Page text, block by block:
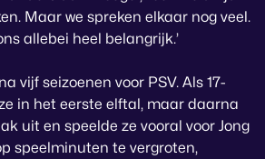
Maar we spreken elkaar nog veel.
allebei heel belangrijk.’
vijf seizoenen voor PSV. Als 17-
in het eerste elftal, maar daarna
uit en speelde ze vooral voor Jong
speelminuten te vergroten,